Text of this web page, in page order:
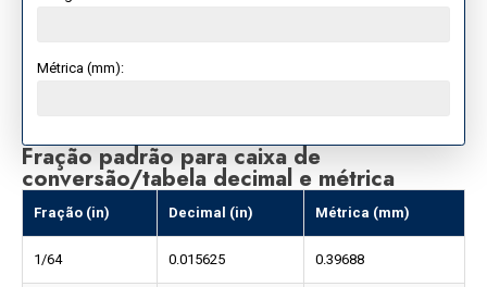
Métrica (mm):
Fração padrão para caixa de
conversão/tabela decimal e métrica
Fração (in) Decimal (in) Métrica (mm)
1/64 0.015625 0.39688